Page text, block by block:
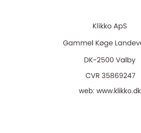
web: www.klikko.dk